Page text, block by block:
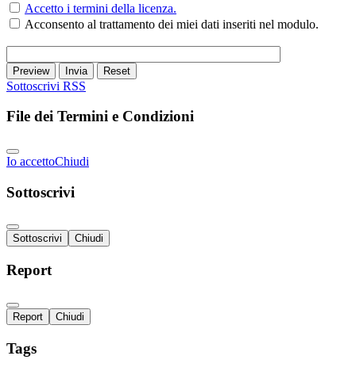
Accetto i termini della licenza.
Acconsento al trattamento dei miei dati inseriti nel modulo.
Preview Invia Reset
Sottoscrivi RSS
File dei Termini e Condizioni
Io accettoChiudi
Sottoscrivi
Sottoscrivi Chiudi
Report
Report Chiudi
Tags